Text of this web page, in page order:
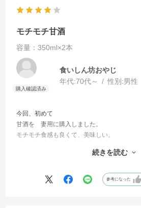
モチモチ甘酒
容量：350ml×2本
食いしん坊おやじ
年代:70代～ 性別:男性
今回、初めて
甘酒を 妻用に購入しました。
モチモチ食感も良くて、美味しい。
と言っておりました。
続きを読む
参考になった